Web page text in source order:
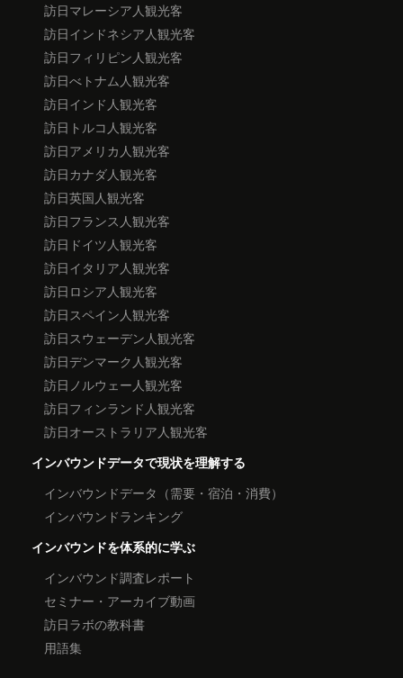
訪日マレーシア人観光客
訪日インドネシア人観光客
訪日フィリピン人観光客
訪日べトナム人観光客
訪日インド人観光客
訪日トルコ人観光客
訪日アメリカ人観光客
訪日カナダ人観光客
訪日英国人観光客
訪日フランス人観光客
訪日ドイツ人観光客
訪日イタリア人観光客
訪日ロシア人観光客
訪日スペイン人観光客
訪日スウェーデン人観光客
訪日デンマーク人観光客
訪日ノルウェー人観光客
訪日フィンランド人観光客
訪日オーストラリア人観光客
インバウンドデータで現状を理解する
インバウンドデータ（需要・宿泊・消費）
インバウンドランキング
インバウンドを体系的に学ぶ
インバウンド調査レポート
セミナー・アーカイブ動画
訪日ラボの教科書
用語集